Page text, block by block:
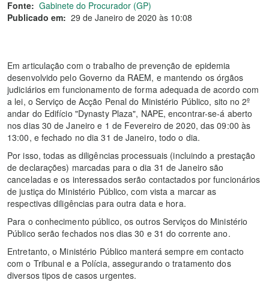
Fonte: Gabinete do Procurador (GP)
Publicado em: 29 de Janeiro de 2020 às 10:08
Em articulação com o trabalho de prevenção de epidemia
desenvolvido pelo Governo da RAEM, e mantendo os órgãos
judiciários em funcionamento de forma adequada de acordo com
a lei, o Serviço de Acção Penal do Ministério Público, sito no 2º
andar do Edifício "Dynasty Plaza", NAPE, encontrar-se-á aberto
nos dias 30 de Janeiro e 1 de Fevereiro de 2020, das 09:00 às
13:00, e fechado no dia 31 de Janeiro, todo o dia.
Por isso, todas as diligências processuais (incluindo a prestação
de declarações) marcadas para o dia 31 de Janeiro são
canceladas e os interessados serão contactados por funcionários
de justiça do Ministério Público, com vista a marcar as
respectivas diligências para outra data e hora.
Para o conhecimento público, os outros Serviços do Ministério
Público serão fechados nos dias 30 e 31 do corrente ano.
Entretanto, o Ministério Público manterá sempre em contacto
com o Tribunal e a Polícia, assegurando o tratamento dos
diversos tipos de casos urgentes.